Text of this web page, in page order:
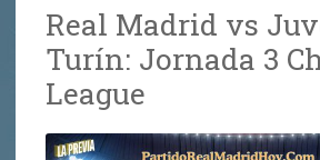
Real Madrid vs
Turín: Jornada 3
League